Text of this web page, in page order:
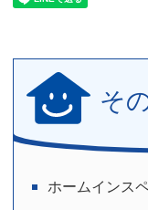
そ
ホームインス